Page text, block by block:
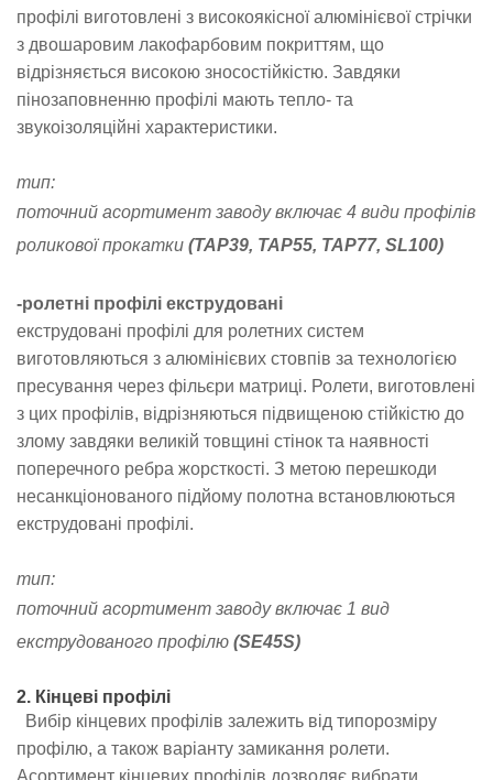
профілі виготовлені з високоякісної алюмінієвої стрічки
з двошаровим лакофарбовим покриттям, що
відрізняється високою зносостійкістю. Завдяки
пінозаповненню профілі мають тепло- та
звукоізоляційні характеристики.
тип:
поточний асортимент заводу включає 4 види профілів
роликової прокатки (TAP39, TAP55, TAP77, SL100)
-ролетні профілі екструдовані
екструдовані профілі для ролетних систем
виготовляються з алюмінієвих стовпів за технологією
пресування через фільєри матриці. Ролети, виготовлені
з цих профілів, відрізняються підвищеною стійкістю до
злому завдяки великій товщині стінок та наявності
поперечного ребра жорсткості. З метою перешкоди
несанкціонованого підйому полотна встановлюються
екструдовані профілі.
тип:
поточний асортимент заводу включає 1 вид
екструдованого профілю (SE45S)
2. Кінцеві профілі
Вибір кінцевих профілів залежить від типорозміру
профілю, а також варіанту замикання ролети.
Асортимент кінцевих профілів дозволяє вибрати